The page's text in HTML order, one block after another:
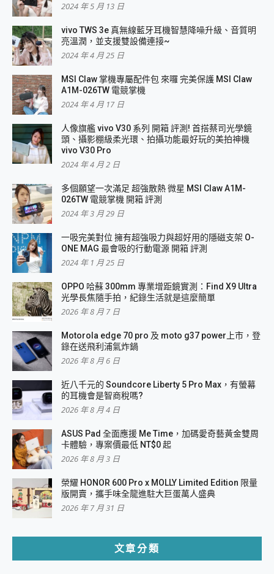
2024 年 5 月 13 日
vivo TWS 3e 真無線藍牙耳機智慧降噪升級、音質明
亮溫潤，並支援雙設備連接~
2024 年 4 月 25 日
MSI Claw 掌機專屬配件包 來囉 完美保護 MSI Claw
A1M-026TW 電競掌機
2024 年 4 月 17 日
人像旗艦 vivo V30 系列 開箱 評測! 首搭蔡司光學鏡
頭、攝影棚級柔光環、拍攝功能最好玩的美拍神機
vivo V30 Pro
2024 年 4 月 2 日
多個願望一次滿足 超強散熱 微星 MSI Claw A1M-
026TW 電競掌機 開箱 評測
2024 年 3 月 29 日
一吸完美對位 擁有超強吸力與超好用的隱磁支架 O-
ONE MAG 最會吸的行動電源 開箱 評測
2024 年 1 月 25 日
OPPO 哈蘇 300mm 專業增距鏡實測：Find X9 Ultra
光學長焦隨手拍，紀錄生活就是這麼簡單
2026 年 8 月 7 日
Motorola edge 70 pro 及 moto g37 power上市，登
錄在送飛利浦氣炸鍋
2026 年 8 月 6 日
近八千元的 Soundcore Liberty 5 Pro Max，有螢幕
的耳機會是智商稅嗎?
2026 年 8 月 4 日
ASUS Pad 全面應援 Me Time，加碼愛奇藝黃金雙周
卡體驗，專案價最低 NT$0 起
2026 年 8 月 3 日
榮耀 HONOR 600 Pro x MOLLY Limited Edition 限量
版開賣，攜手味全龍進駐大巨蛋萬人盛典
2026 年 7 月 31 日
文章分類